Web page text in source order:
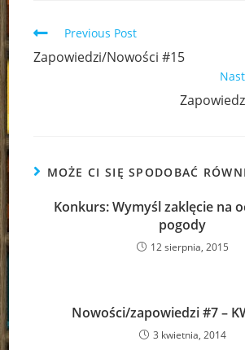
Read
articles
Previous Post
Zapowiedzi/Nowości #15
MOŻE CI SIĘ SPODOBAĆ
Konkurs: Wymyśl zaklęcie na
pogody
12 sierpnia, 2015
Nowości/zapowiedzi #7 –
3 kwietnia, 2014